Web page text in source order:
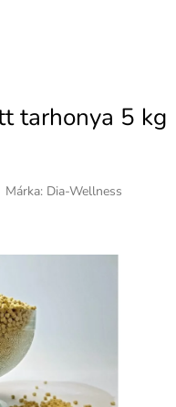
tarhonya 5 kg
Márka: Dia-Wellness